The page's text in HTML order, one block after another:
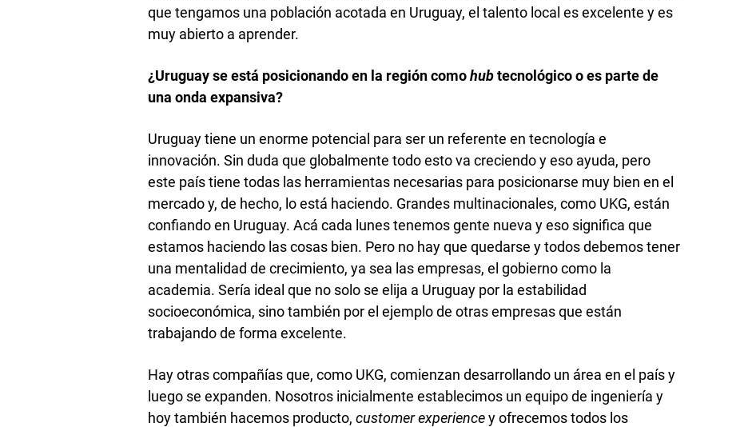
que tengamos una población acotada en Uruguay, el talento local es excelente y es
muy abierto a aprender.
¿Uruguay se está posicionando en la región comohubtecnológico o es parte de
una onda expansiva?
Uruguay tiene un enorme potencial para ser un referente en tecnología e
innovación. Sin duda que globalmente todo esto va creciendo y eso ayuda, pero
este país tiene todas las herramientas necesarias para posicionarse muy bien en el
mercado y, de hecho, lo está haciendo. Grandes multinacionales, como UKG, están
confiando en Uruguay. Acá cada lunes tenemos gente nueva y eso significa que
estamos haciendo las cosas bien. Pero no hay que quedarse y todos debemos tener
una mentalidad de crecimiento, ya sea las empresas, el gobierno como la
academia. Sería ideal que no solo se elija a Uruguay­ por la estabilidad
socioeconómica, sino también por el ejemplo de otras empresas que están
trabajando de forma excelente.
Hay otras compañías que, como UKG, comienzan desarrollando un área en el país y
luego se expanden. Nosotros inicialmente establecimos un equipo de ingeniería y
hoy también hacemos producto,customer experiencey ofrecemos todos los